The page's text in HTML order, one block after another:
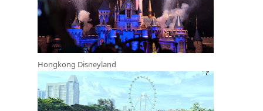
Hongkong Disneyland